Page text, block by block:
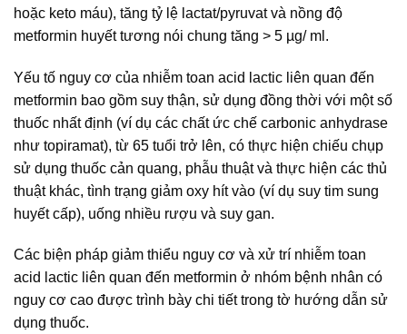
hoặc keto máu), tăng tỷ lệ lactat/pyruvat và nồng độ
metformin huyết tương nói chung tăng > 5 µg/ ml.
Yếu tố nguy cơ của nhiễm toan acid lactic liên quan đến
metformin bao gồm suy thận, sử dụng đồng thời với một số
thuốc nhất định (ví dụ các chất ức chế carbonic anhydrase
như topiramat), từ 65 tuổi trở lên, có thực hiện chiếu chụp
sử dụng thuốc cản quang, phẫu thuật và thực hiện các thủ
thuật khác, tình trạng giảm oxy hít vào (ví dụ suy tim sung
huyết cấp), uống nhiều rượu và suy gan.
Các biện pháp giảm thiểu nguy cơ và xử trí nhiễm toan
acid lactic liên quan đến metformin ở nhóm bệnh nhân có
nguy cơ cao được trình bày chi tiết trong tờ hướng dẫn sử
dụng thuốc.